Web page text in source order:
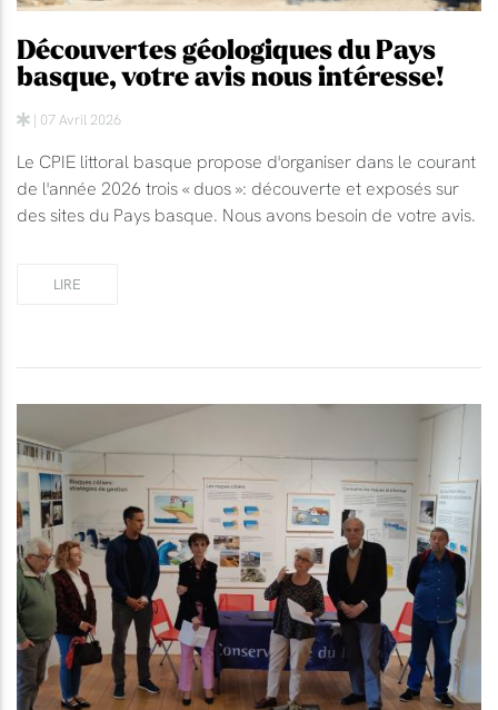
Découvertes géologiques du Pays
basque, votre avis nous intéresse!
| 07 Avril 2026
Le CPIE littoral basque propose d'organiser dans le courant
de l'année 2026 trois « duos »: découverte et exposés sur
des sites du Pays basque. Nous avons besoin de votre avis.
LIRE